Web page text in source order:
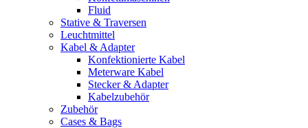
Fluid
Stative & Traversen
Leuchtmittel
Kabel & Adapter
Konfektionierte Kabel
Meterware Kabel
Stecker & Adapter
Kabelzubehör
Zubehör
Cases & Bags